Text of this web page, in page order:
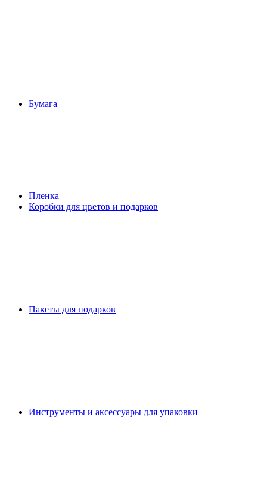
Бумага
Плeнка
Коробки для цветов и подарков
Пакеты для подарков
Инструменты и аксессуары для упаковки